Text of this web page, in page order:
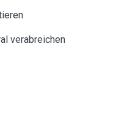
verabreichen